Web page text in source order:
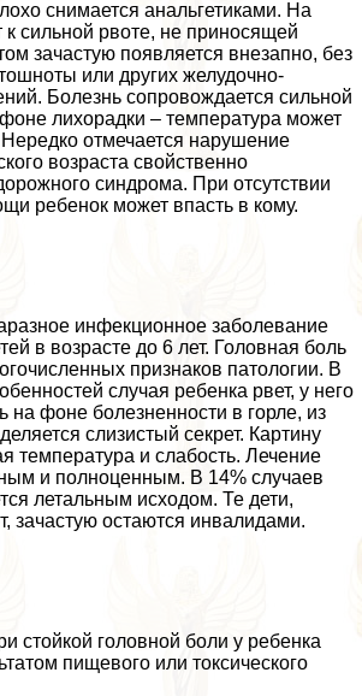
снимается aнaльгетиками. На
к сильной рвоте, не приносящей
зачастую появляется внезапно, без
или других желудочно-
Болезнь сопровождается сильной
лихорадки – температура может
отмечается нарушение
возраста свойственно
синдрома. При отсутствии
ребенок может впасть в кому.
инфекционное заболевание
в возрасте до 6 лет. Головная боль
признаков патологии. В
случая ребенка рвет, у него
на фоне болезненности в горле, из
слизистый секрет. Картину
температура и слабость. Лечение
и полноценным. В 14% случаев
летальным исходом. Те дети,
зачастую остаются инвалидами.
стойкой головной боли у ребенка
пищевого или токсического